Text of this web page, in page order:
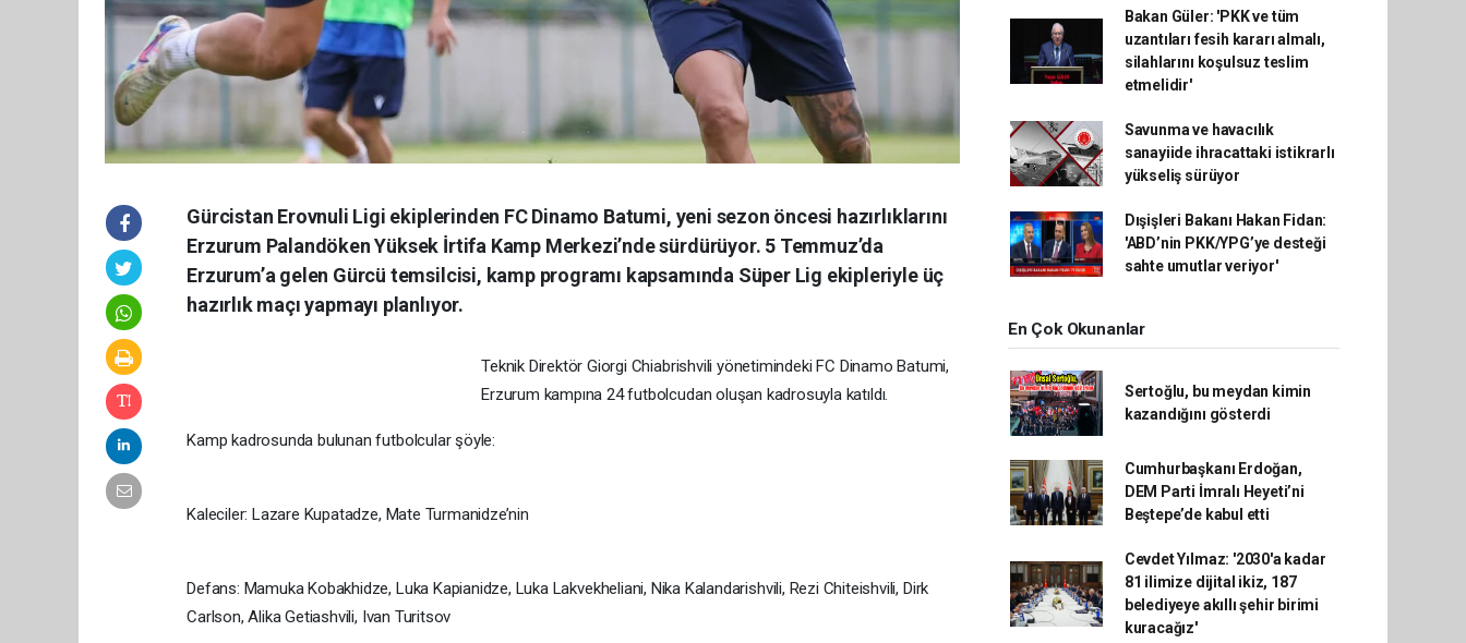
Gürcistan Erovnuli Ligi ekiplerinden FC Dinamo Batumi, yeni sezon öncesi hazırlıklarını
Erzurum Palandöken Yüksek İrtifa Kamp Merkezi’nde sürdürüyor. 5 Temmuz’da
Erzurum’a gelen Gürcü temsilcisi, kamp programı kapsamında Süper Lig ekipleriyle üç
hazırlık maçı yapmayı planlıyor.
Teknik Direktör Giorgi Chiabrishvili yönetimindeki FC Dinamo Batumi,
Erzurum kampına 24 futbolcudan oluşan kadrosuyla katıldı.
Kamp kadrosunda bulunan futbolcular şöyle:
Kaleciler: Lazare Kupatadze, Mate Turmanidze’nin
Defans: Mamuka Kobakhidze, Luka Kapianidze, Luka Lakvekheliani, Nika Kalandarishvili, Rezi Chiteishvili, Dirk
Carlson, Alika Getiashvili, Ivan Turitsov
Bakan Güler: 'PKK ve tüm
uzantıları fesih kararı almalı,
silahlarını koşulsuz teslim
etmelidir'
Savunma ve havacılık
sanayiide ihracattaki istikrarlı
yükseliş sürüyor
Dışişleri Bakanı Hakan Fidan:
'ABD’nin PKK/YPG’ye desteği
sahte umutlar veriyor'
En Çok Okunanlar
Sertoğlu, bu meydan kimin
kazandığını gösterdi
Cumhurbaşkanı Erdoğan,
DEM Parti İmralı Heyeti’ni
Beştepe’de kabul etti
Cevdet Yılmaz: '2030'a kadar
81 ilimize dijital ikiz, 187
belediyeye akıllı şehir birimi
kuracağız'